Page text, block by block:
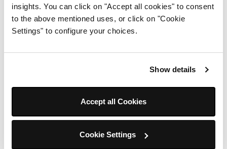
insights. You can click on "Accept all cookies" to consent
to the above mentioned uses, or click on "Cookie
Settings" to configure your choices.
Show details
Accept all Cookies
Cookie Settings
4 cucharadas de crema batida en aerosol
2 cucharaditas de salsa de caramelo
Agrega la leche y la proteína en polvo a un pint Ninja®